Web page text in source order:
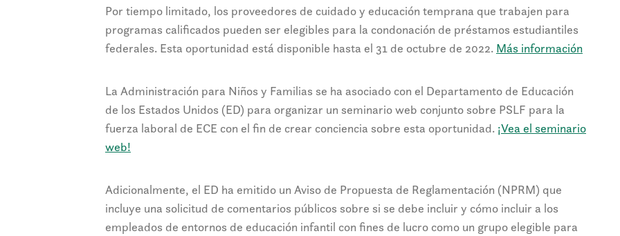
Por tiempo limitado, los proveedores de cuidado y educación temprana que trabajen para
programas calificados pueden ser elegibles para la condonación de préstamos estudiantiles
federales. Esta oportunidad está disponible hasta el 31 de octubre de 2022. Más información
La Administración para Niños y Familias se ha asociado con el Departamento de Educación
de los Estados Unidos (ED) para organizar un seminario web conjunto sobre PSLF para la
fuerza laboral de ECE con el fin de crear conciencia sobre esta oportunidad. ¡Vea el seminario
web!
Adicionalmente, el ED ha emitido un Aviso de Propuesta de Reglamentación (NPRM) que
incluye una solicitud de comentarios públicos sobre si se debe incluir y cómo incluir a los
empleados de entornos de educación infantil con fines de lucro como un grupo elegible para